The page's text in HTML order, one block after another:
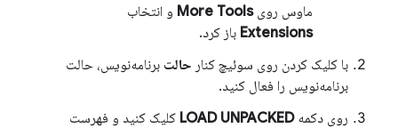
ماوس رویMore Tools و انتخاب
Extensions باز کرد.
با کلیک کردن روی سوئیچ کنار حالت برنامه‌نویس، حالت
برنامه‌نویس را فعال کنید.
روی دکمهLOAD UNPACKED کلیک کنید و فهرست